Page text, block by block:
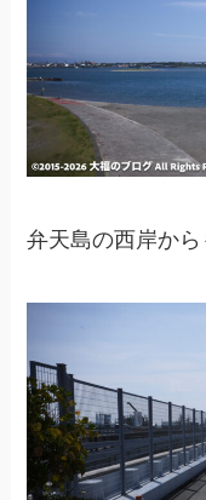
弁天島の西岸から